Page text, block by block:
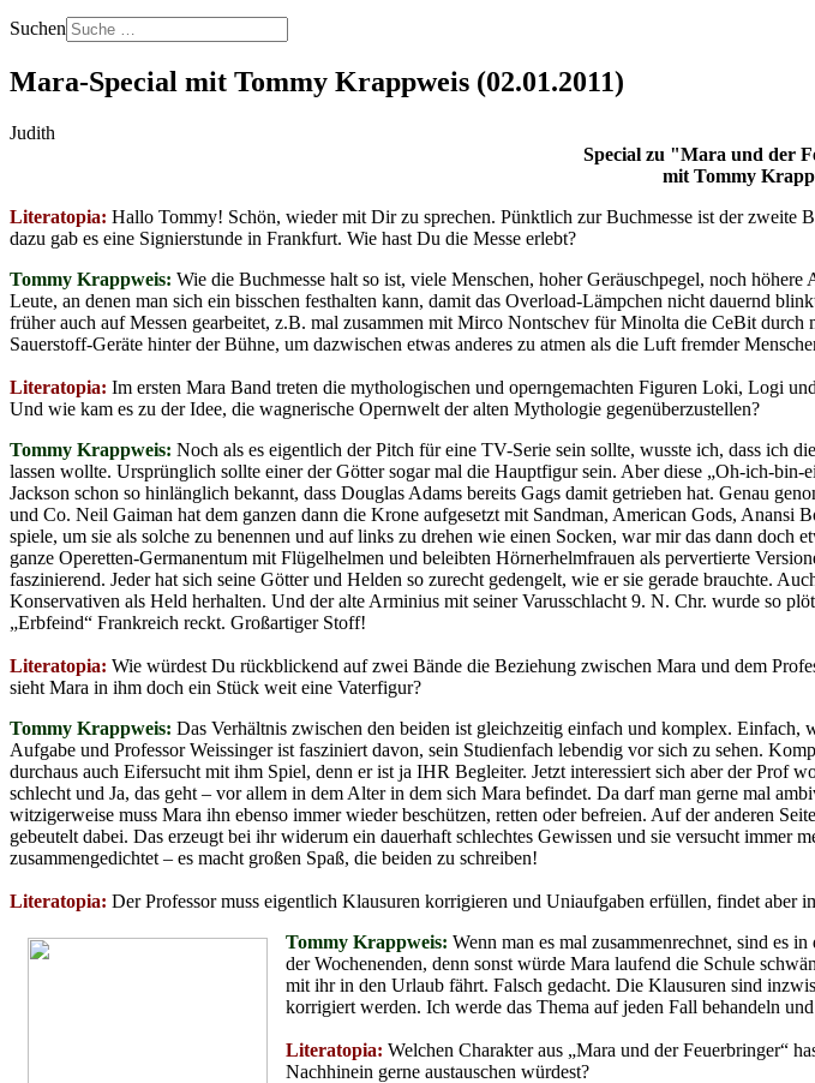
Suchen
Mara-Special mit Tommy Krappweis (02.01.2011)
Judith
Special zu "Mara und der
mit Tommy
Literatopia: Hallo Tommy! Schön, wieder mit Dir zu sprechen. Pünktlich zur Buchmesse ist der zweite
dazu gab es eine Signierstunde in Frankfurt. Wie hast Du die Messe erlebt?
Tommy Krappweis: Wie die Buchmesse halt so ist, viele Menschen, hoher Geräuschpegel, noch
Leute, an denen man sich ein bisschen festhalten kann, damit das Overload-Lämpchen nicht dauernd
früher auch auf Messen gearbeitet, z.B. mal zusammen mit Mirco Nontschev für Minolta die CeBit durch
Sauerstoff-Geräte hinter der Bühne, um dazwischen etwas anderes zu atmen als die Luft fremder
Literatopia: Im ersten Mara Band treten die mythologischen und operngemachten Figuren Loki, Logi
Und wie kam es zu der Idee, die wagnerische Opernwelt der alten Mythologie gegenüberzustellen?
Tommy Krappweis: Noch als es eigentlich der Pitch für eine TV-Serie sein sollte, wusste ich, dass ich
lassen wollte. Ursprünglich sollte einer der Götter sogar mal die Hauptfigur sein. Aber diese „Oh-ich-
Jackson schon so hinlänglich bekannt, dass Douglas Adams bereits Gags damit getrieben hat. Genau
und Co. Neil Gaiman hat dem ganzen dann die Krone aufgesetzt mit Sandman, American Gods,
spiele, um sie als solche zu benennen und auf links zu drehen wie einen Socken, war mir das dann doch
ganze Operetten-Germanentum mit Flügelhelmen und beleibten Hörnerhelmfrauen als pervertierte
faszinierend. Jeder hat sich seine Götter und Helden so zurecht gedengelt, wie er sie gerade brauchte.
Konservativen als Held herhalten. Und der alte Arminius mit seiner Varusschlacht 9. N. Chr. wurde so
„Erbfeind“ Frankreich reckt. Großartiger Stoff!
Literatopia: Wie würdest Du rückblickend auf zwei Bände die Beziehung zwischen Mara und dem
sieht Mara in ihm doch ein Stück weit eine Vaterfigur?
Tommy Krappweis: Das Verhältnis zwischen den beiden ist gleichzeitig einfach und komplex.
Aufgabe und Professor Weissinger ist fasziniert davon, sein Studienfach lebendig vor sich zu sehen.
durchaus auch Eifersucht mit ihm Spiel, denn er ist ja IHR Begleiter. Jetzt interessiert sich aber der Prof
schlecht und Ja, das geht – vor allem in dem Alter in dem sich Mara befindet. Da darf man gerne mal
witzigerweise muss Mara ihn ebenso immer wieder beschützen, retten oder befreien. Auf der anderen
gebeutelt dabei. Das erzeugt bei ihr widerum ein dauerhaft schlechtes Gewissen und sie versucht immer
zusammengedichtet – es macht großen Spaß, die beiden zu schreiben!
Literatopia: Der Professor muss eigentlich Klausuren korrigieren und Uniaufgaben erfüllen, findet
Tommy Krappweis: Wenn man es mal zusammenrechnet, sind es
der Wochenenden, denn sonst würde Mara laufend die Schule
mit ihr in den Urlaub fährt. Falsch gedacht. Die Klausuren sind
korrigiert werden. Ich werde das Thema auf jeden Fall behandeln
Literatopia: Welchen Charakter aus „Mara und der Feuerbringer“
Nachhinein gerne austauschen würdest?